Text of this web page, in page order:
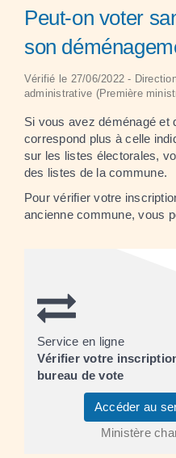
Peut-on voter
son
Vérifié le 27/06/2022 -
administrative (Première
Si vous avez déménagé et
correspond plus à celle
sur les listes électorales,
des listes de la commune.
Pour vérifier votre
ancienne commune, vous
Service en ligne
Vérifier votre
bureau de vote
Accéder au
Ministère